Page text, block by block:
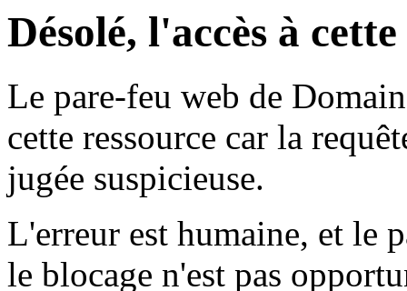
Désolé, l'accès à
Le pare-feu web de
cette ressource car la
jugée suspicieuse.
L'erreur est humaine, et le
le blocage n'est pas